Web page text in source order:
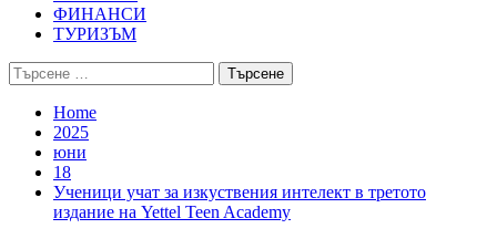
ФИНАНСИ
ТУРИЗЪМ
Търсене
за:
Home
2025
юни
18
Ученици учат за изкуствения интелект в третото
издание на Yettel Teen Academy